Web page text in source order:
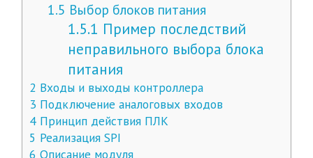
1.5 Выбор блоков питания
1.5.1 Пример последствий
неправильного выбора блока
питания
2 Входы и выходы контроллера
3 Подключение аналоговых входов
4Принцип действия ПЛК
5 Реализация SPI
6 Описание модуля